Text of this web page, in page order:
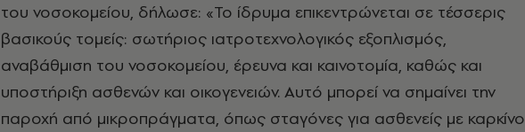
του νοσοκομείου, δήλωσε: «Το ίδρυμα επικεντρώνεται σε τέσσερις
βασικούς τομείς: σωτήριος ιατροτεχνολογικός εξοπλισμός,
αναβάθμιση του νοσοκομείου, έρευνα και καινοτομία, καθώς και
υποστήριξη ασθενών και οικογενειών. Αυτό μπορεί να σημαίνει την
παροχή από μικροπράγματα, όπως σταγόνες για ασθενείς με καρκίνο